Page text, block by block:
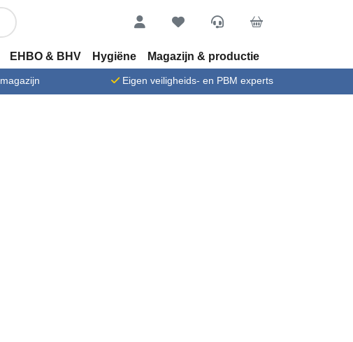
AccountFavorietenService
Cart
EHBO & BHV Hygiëne Magazijn & productie
magazijn Eigen veiligheids- en PBM experts